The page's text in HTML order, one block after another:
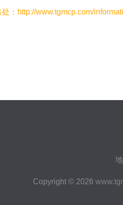
：http://www.tgmcp.com/
Copyright © 2026